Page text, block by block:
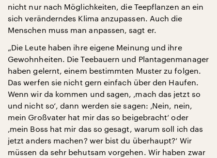
nicht nur nach Möglichkeiten, die Teepflanzen an ein
sich veränderndes Klima anzupassen. Auch die
Menschen muss man anpassen, sagt er.
„Die Leute haben ihre eigene Meinung und ihre
Gewohnheiten. Die Teebauern und Plantagenmanager
haben gelernt, einem bestimmten Muster zu folgen.
Das werfen sie nicht gern einfach über den Haufen.
Wenn wir da kommen und sagen, ‚mach das jetzt so
und nicht so‘, dann werden sie sagen: ‚Nein, nein,
mein Großvater hat mir das so beigebracht‘ oder
‚mein Boss hat mir das so gesagt, warum soll ich das
jetzt anders machen? wer bist du überhaupt?‘ Wir
müssen da sehr behutsam vorgehen. Wir haben zwar